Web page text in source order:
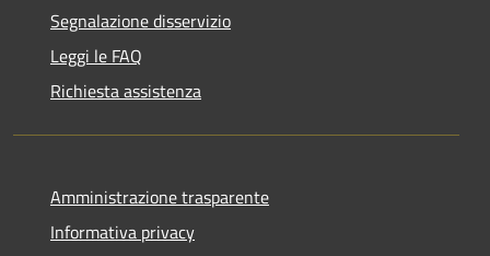
Segnalazione disservizio
Leggi le FAQ
Richiesta assistenza
Amministrazione trasparente
Informativa privacy